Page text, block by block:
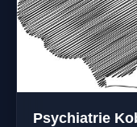
Psychiatrie